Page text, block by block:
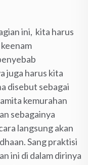
ini, kita harus
juga harus kita
disebut sebagai
kemurahan
sebagainya
langsung akan
Sang praktisi
ini di dalam dirinya